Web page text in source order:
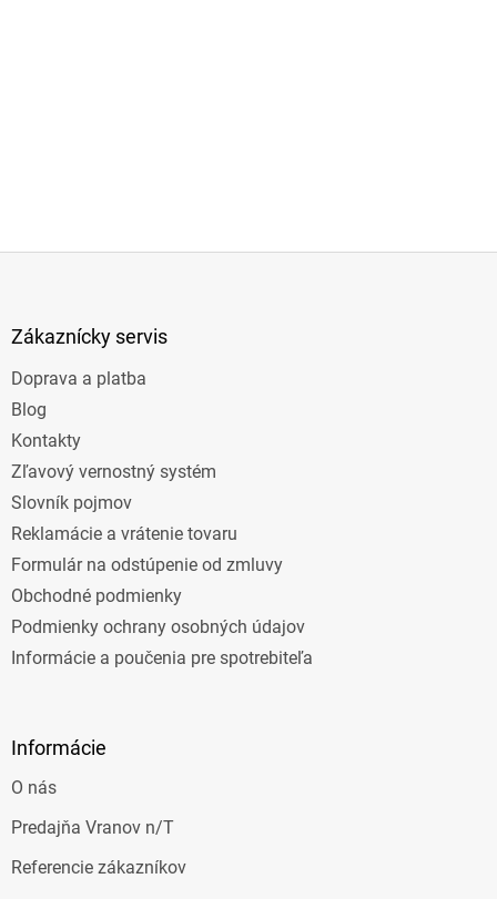
Zákaznícky servis
Doprava a platba
Blog
Kontakty
Zľavový vernostný systém
Slovník pojmov
Reklamácie a vrátenie tovaru
Formulár na odstúpenie od zmluvy
Obchodné podmienky
Podmienky ochrany osobných údajov
Informácie a poučenia pre spotrebiteľa
Informácie
O nás
Predajňa Vranov n/T
Referencie zákazníkov